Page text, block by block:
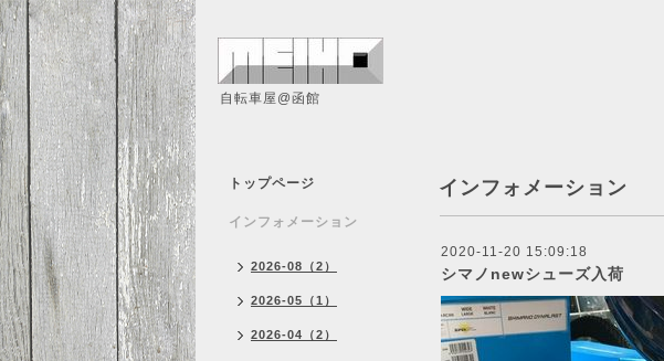
自転車屋@函館
インフォメーション
2020-11-20 15:09:18
シマノnewシューズ入荷
トップページ
インフォメーション
2026-08（2）
2026-05（1）
2026-04（2）